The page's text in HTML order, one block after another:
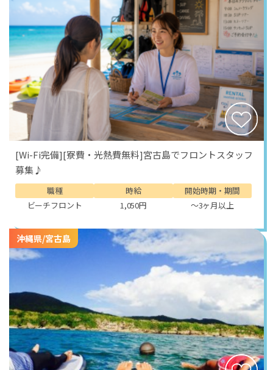
[Wi-Fi完備][寮費・光熱費無料]宮古島でフロントスタッフ
募集♪
職種
ビーチフロント
時給
1,050円
開始時期・期間
～3ヶ月以上
沖縄県/宮古島